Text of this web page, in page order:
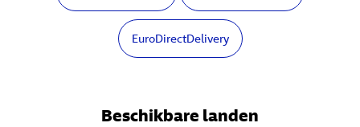
EuroDirectDelivery
Beschikbare landen